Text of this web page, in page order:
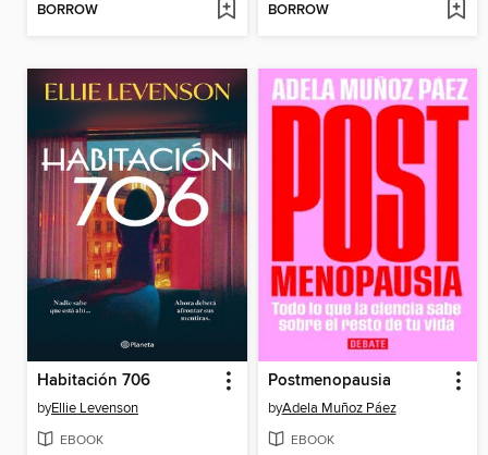
BORROW BORROW
Habitación 706
byEllie Levenson
EBOOK
Postmenopausia
byAdela Muñoz Páez
EBOOK